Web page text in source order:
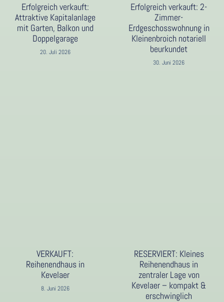
Erfolgreich verkauft:
Attraktive Kapitalanlage
mit Garten, Balkon und
Doppelgarage
20. Juli 2026
Erfolgreich verkauft: 2-
Zimmer-
Erdgeschosswohnung in
Kleinenbroich notariell
beurkundet
30. Juni 2026
VERKAUFT:
Reihenendhaus in
Kevelaer
8. Juni 2026
RESERVIERT: Kleines
Reihenendhaus in
zentraler Lage von
Kevelaer – kompakt &
erschwinglich